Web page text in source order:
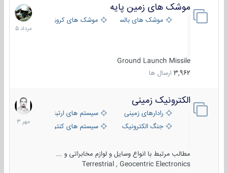
موشک های زمین پایه
موشک های بالستیک موشک های کروز
Ground Launch Missile
3,962 ارسال ها
2
مرداد
1405
الکترونیک زمینی
رادارهای زمینی
سیستم های ارتباطی و جمع آوری
جنگ الکترونیک
سیستم های کنترل آتش و تجهیزات
مطالب مرتبط با انواع وسایل و لوازم مخابراتی و ...
Terrestrial , Geocentric Electronics
1
مهر
1403